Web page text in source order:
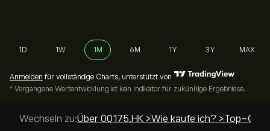
1D 1W 1M 6M 1Y 3Y MAX
Anmelden für vollständige Charts, unterstützt von
* Vergangene Wertentwicklung ist kein Indikator für zukünftige Ergebnisse.
Wechseln zu:Über 00175.HK >Wie kaufe ich? >Top-